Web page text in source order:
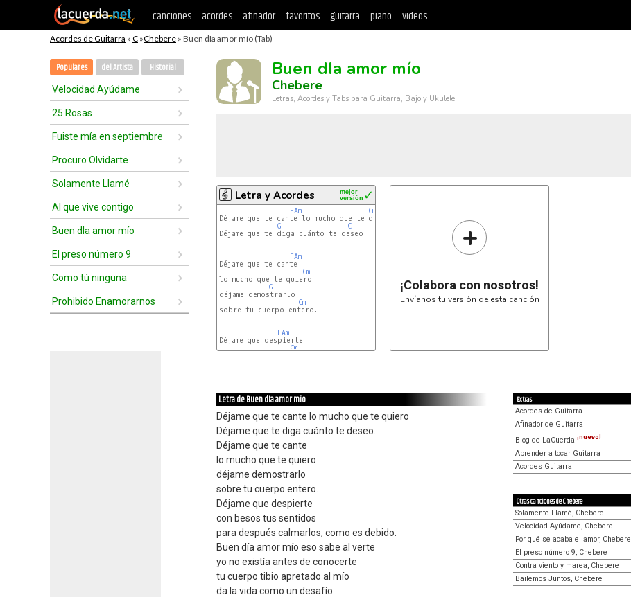
canciones acordes afinador favoritos guitarra piano videos
Acordes de Guitarra » C »Chebere » Buen dIa amor mío (Tab)
Populares del Artista Historial
Velocidad Ayúdame
25 Rosas
Fuiste mía en septiembre
Procuro Olvidarte
Solamente Llamé
Al que vive contigo
Buen dIa amor mío
El preso número 9
Como tú ninguna
Prohibido Enamorarnos
Buen dIa amor mío
Chebere
Letras, Acordes y Tabs para Guitarra, Bajo y Ukulele
Letra y Acordes ✓
mejor
versión
FAm
Cm
Déjame que te cante lo mucho que te quiero
G
C
Déjame que te diga cuánto te deseo.
FAm
Déjame que te cante
Cm
lo mucho que te quiero
G
déjame demostrarlo
Cm
sobre tu cuerpo entero.
FAm
Déjame que despierte
Cm
+
¡Colabora con nosotros!
Envíanos tu versión de esta canción
Letra de Buen dIa amor mío
Déjame que te cante lo mucho que te quiero
Déjame que te diga cuánto te deseo.
Déjame que te cante
lo mucho que te quiero
déjame demostrarlo
sobre tu cuerpo entero.
Déjame que despierte
con besos tus sentidos
para después calmarlos, como es debido.
Buen día amor mío eso sabe al verte
yo no existía antes de conocerte
tu cuerpo tibio apretado al mío
da la vida como un desafío.
Extras
Acordes de Guitarra
Afinador de Guitarra
Blog de LaCuerda ¡nuevo!
Aprender a tocar Guitarra
Acordes Guitarra
Otras canciones de Chebere
Solamente Llamé, Chebere
Velocidad Ayúdame, Chebere
Por qué se acaba el amor, Chebere
El preso número 9, Chebere
Contra viento y marea, Chebere
Bailemos Juntos, Chebere